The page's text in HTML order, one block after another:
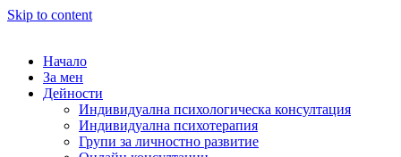
Skip to content
Начало
За мен
Дейности
Индивидуална психологическа консултация
Индивидуална психотерапия
Групи за личностно развитие